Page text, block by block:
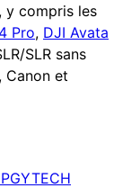
y compris les
Pro, DJI Avata
SLR sans
Canon et